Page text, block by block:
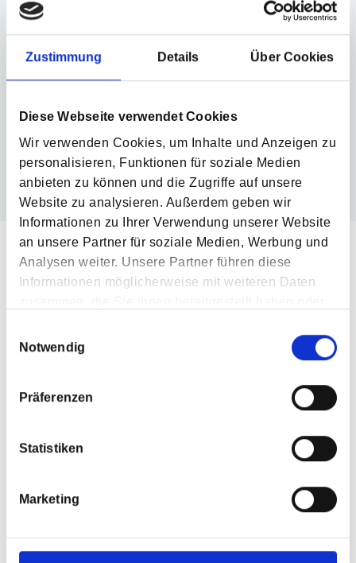
Zustimmung Details Über Cookies
Diese Webseite verwendet Cookies
Wir verwenden Cookies, um Inhalte und Anzeigen zu
personalisieren, Funktionen für soziale Medien
anbieten zu können und die Zugriffe auf unsere
Website zu analysieren. Außerdem geben wir
Informationen zu Ihrer Verwendung unserer Website
an unsere Partner für soziale Medien, Werbung und
Analysen weiter. Unsere Partner führen diese
Informationen möglicherweise mit weiteren Daten
gesammelt haben.
Notwendig
Präferenzen
Statistiken
Marketing
Erreichen von
größtmöglicher
Entfaltung kognitiver
Unsere Heilpädagogischen
Tagesstätten